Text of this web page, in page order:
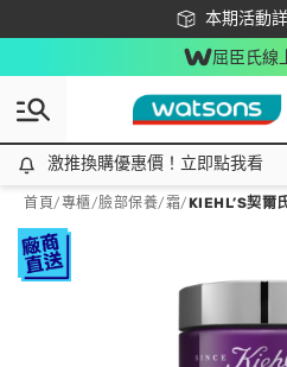
本期活動
下載app最
屈臣氏線
激推換購優惠價！立即點我看
激推換購優惠價！立即點我看
首頁/專櫃/臉部保養/霜/KIEHL’S契爾